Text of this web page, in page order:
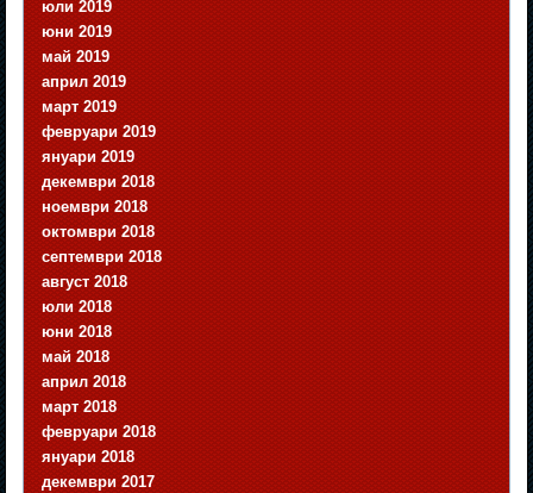
юли 2019
юни 2019
май 2019
април 2019
март 2019
февруари 2019
януари 2019
декември 2018
ноември 2018
октомври 2018
септември 2018
август 2018
юли 2018
юни 2018
май 2018
април 2018
март 2018
февруари 2018
януари 2018
декември 2017